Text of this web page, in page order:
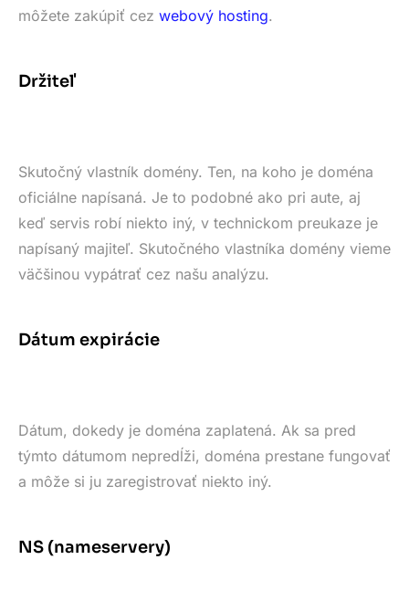
môžete zakúpiť cez webový hosting.
Držiteľ
Skutočný vlastník domény. Ten, na koho je doména
oficiálne napísaná. Je to podobné ako pri aute, aj
keď servis robí niekto iný, v technickom preukaze je
napísaný majiteľ. Skutočného vlastníka domény vieme
väčšinou vypátrať cez našu analýzu.
Dátum expirácie
Dátum, dokedy je doména zaplatená. Ak sa pred
týmto dátumom nepredĺži, doména prestane fungovať
a môže si ju zaregistrovať niekto iný.
NS (nameservery)